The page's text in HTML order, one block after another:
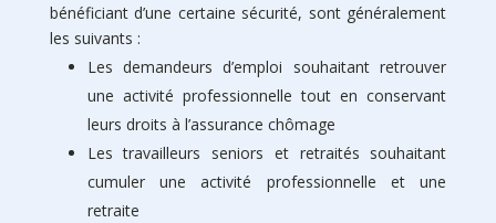
bénéficiant d’une certaine sécurité, sont généralement
les suivants :
Les demandeurs d’emploi souhaitant retrouver
une activité professionnelle tout en conservant
leurs droits à l’assurance chômage
Les travailleurs seniors et retraités souhaitant
cumuler une activité professionnelle et une
retraite